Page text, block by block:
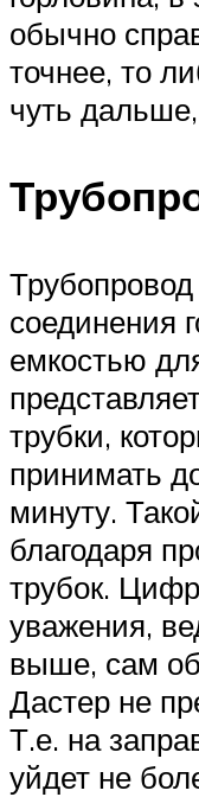
обычно
точнее, то
чуть
соединения
емкостью
трубки,
принимать
минуту.
благодаря
трубок.
уважения,
выше, сам
Дастер не
Т.е. на
уйдет не